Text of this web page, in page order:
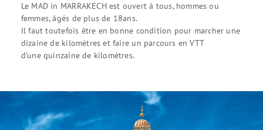
Le MAD in MARRAKECH est ouvert à tous, hommes ou
femmes, âgés de plus de 18ans.
Il faut toutefois être en bonne condition pour marcher une
dizaine de kilomètres et faire un parcours en VTT
d’une quinzaine de kilomètres.